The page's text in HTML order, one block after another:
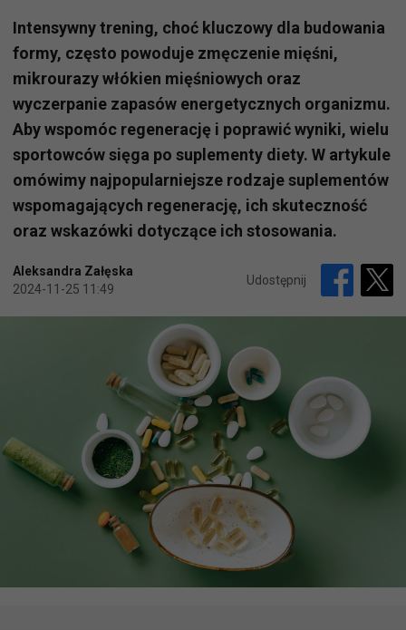
Intensywny trening, choć kluczowy dla budowania
formy, często powoduje zmęczenie mięśni,
mikrourazy włókien mięśniowych oraz
wyczerpanie zapasów energetycznych organizmu.
Aby wspomóc regenerację i poprawić wyniki, wielu
sportowców sięga po suplementy diety. W artykule
omówimy najpopularniejsze rodzaje suplementów
wspomagających regenerację, ich skuteczność
oraz wskazówki dotyczące ich stosowania.
Aleksandra Załęska
2024-11-25 11:49
Udostępnij